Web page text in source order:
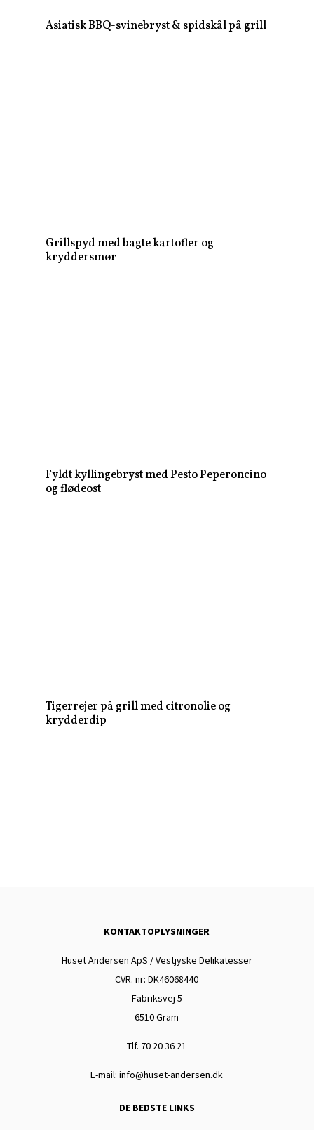
Asiatisk BBQ-svinebryst & spidskål på grill
Grillspyd med bagte kartofler og
kryddersmør
Fyldt kyllingebryst med Pesto Peperoncino
og flødeost
Tigerrejer på grill med citronolie og
krydderdip
KONTAKTOPLYSNINGER
Huset Andersen ApS / Vestjyske Delikatesser
CVR. nr: DK46068440
Fabriksvej 5
6510 Gram
Tlf. 70 20 36 21
E-mail:info@huset-andersen.dk
DE BEDSTE LINKS